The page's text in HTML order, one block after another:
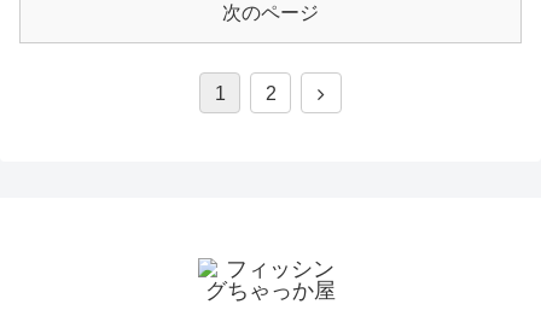
次のページ
1 2